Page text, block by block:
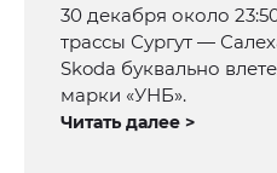
30 декабря около
трассы Сургут —
Skoda буквально
марки «УНБ».
Читать далее >